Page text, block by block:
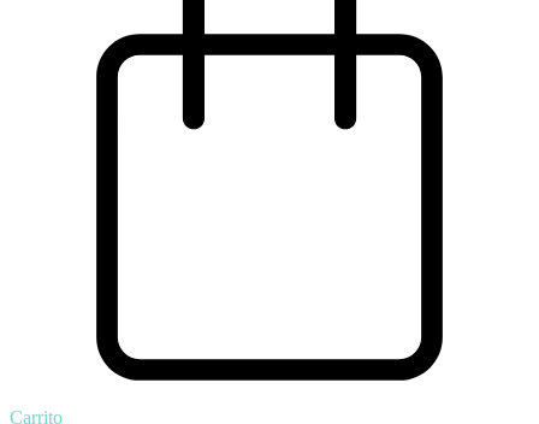
Carrito